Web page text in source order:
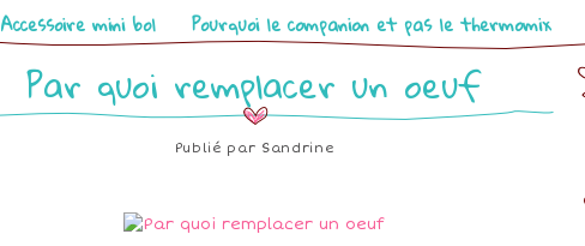
Accessoire mini bol Pourquoi le companion et pas le thermomix
Par quoi remplacer un oeuf
Publié par Sandrine